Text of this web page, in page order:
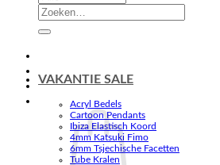
Zoeken
VAKANTIE SALE
Acryl Bedels
Cartoon Pendants
Ibiza Elastisch Koord
4mm Katsuki Fimo
6mm Tsjechische Facetten
Tube Kralen